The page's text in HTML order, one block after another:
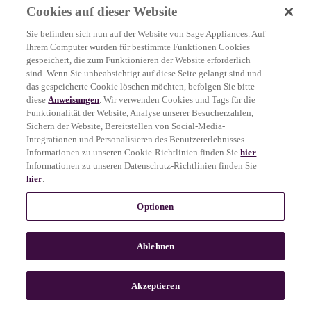
more information)
n
Cookies auf dieser Website
Sie befinden sich nun auf der Website von Sage Appliances. Auf
Ihrem Computer wurden für bestimmte Funktionen Cookies
gespeichert, die zum Funktionieren der Website erforderlich
sind. Wenn Sie unbeabsichtigt auf diese Seite gelangt sind und
das gespeicherte Cookie löschen möchten, befolgen Sie bitte
dieseAnweisungen. Wir verwenden Cookies und Tags für die
Funktionalität der Website, Analyse unserer Besucherzahlen,
Sichern der Website, Bereitstellen von Social-Media-
Integrationen und Personalisieren des Benutzererlebnisses.
Informationen zu unseren Cookie-Richtlinien finden Siehier.
Informationen zu unseren Datenschutz-Richtlinien finden Sie
hier.
Optionen
Ablehnen
Akzeptieren